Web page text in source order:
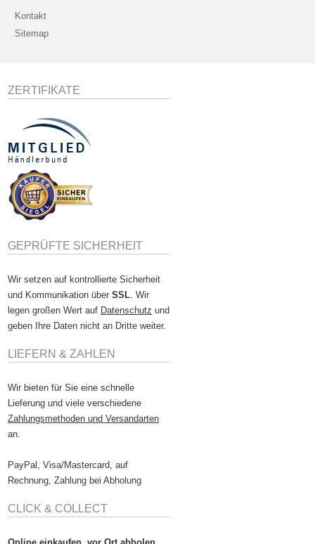
Kontakt
Sitemap
ZERTIFIKATE
GEPRÜFTE SICHERHEIT
Wir setzen auf kontrollierte Sicherheit
und Kommunikation überSSL . Wir
legen großen Wert auf Datenschutz und
geben Ihre Daten nicht an Dritte weiter.
LIEFERN & ZAHLEN
Wir bieten für Sie eine schnelle
Lieferung und viele verschiedene
Zahlungsmethoden und Versandarten
an.
PayPal, Visa/Mastercard, auf
Rechnung, Zahlung bei Abholung
CLICK & COLLECT